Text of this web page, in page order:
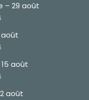
– 29 août
août
août
août